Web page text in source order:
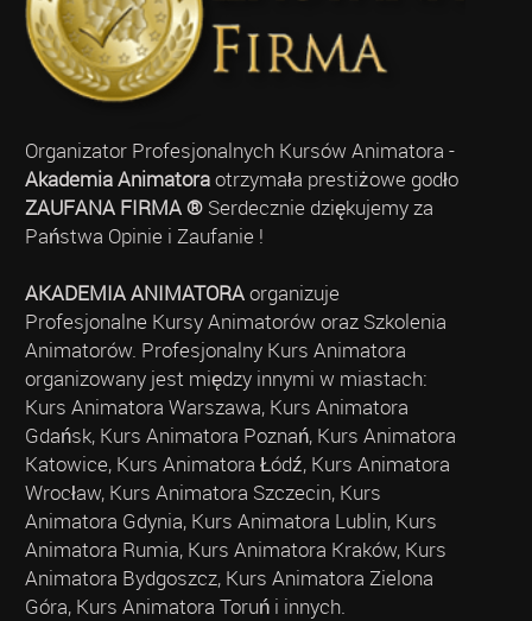
Organizator Profesjonalnych Kursów Animatora -
Akademia Animatoraotrzymała prestiżowe godło
ZAUFANA FIRMA ®Serdecznie dziękujemy za
Państwa Opinie i Zaufanie !
AKADEMIA ANIMATORAorganizuje
Profesjonalne Kursy Animatorów oraz Szkolenia
Animatorów. Profesjonalny Kurs Animatora
organizowany jest między innymi w miastach:
Kurs Animatora Warszawa, Kurs Animatora
Gdańsk, Kurs Animatora Poznań, Kurs Animatora
Katowice, Kurs Animatora Łódź, Kurs Animatora
Wrocław, Kurs Animatora Szczecin, Kurs
Animatora Gdynia, Kurs Animatora Lublin, Kurs
Animatora Rumia, Kurs Animatora Kraków, Kurs
Animatora Bydgoszcz, Kurs Animatora Zielona
Góra, Kurs Animatora Toruń i innych.